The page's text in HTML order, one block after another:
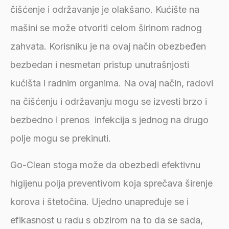
čišćenje i održavanje je olakšano. Kućište na
mašini se može otvoriti celom širinom radnog
zahvata. Korisniku je na ovaj način obezbeđen
bezbedan i nesmetan pristup unutrašnjosti
kućišta i radnim organima. Na ovaj način, radovi
na čišćenju i održavanju mogu se izvesti brzo i
bezbedno i prenos infekcija s jednog na drugo
polje mogu se prekinuti.
Go-Clean stoga može da obezbedi efektivnu
higijenu polja preventivom koja sprečava širenje
korova i štetočina. Ujedno unapređuje se i
efikasnost u radu s obzirom na to da se sada,